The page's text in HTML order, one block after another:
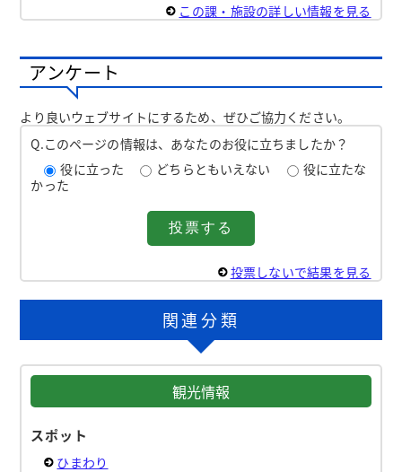
この課・施設の詳しい情報を見る
アンケート
より良いウェブサイトにするため、ぜひご協力ください。
Q.このページの情報は、あなたのお役に立ちましたか？
役に立った
どちらともいえない
役に立たな
かった
投票しないで結果を見る
関連分類
観光情報
スポット
ひまわり